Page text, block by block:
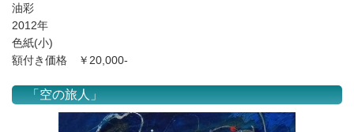
油彩
2012年
色紙(小)
額付き価格 ￥20,000-
「空の旅人」